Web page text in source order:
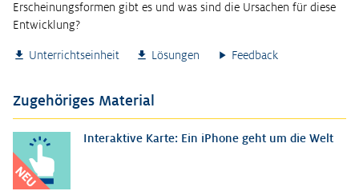
Erscheinungsformen gibt es und was sind die Ursachen für diese
Entwicklung?
Unterrichtseinheit Lösungen Feedback
Zugehöriges Material
NEU
Interaktive Karte: Ein iPhone geht um die Welt